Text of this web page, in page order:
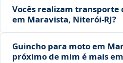
Vocês realizam
em Maravista, Niterói‑RJ?
Guincho para moto em
próximo de mim é mais